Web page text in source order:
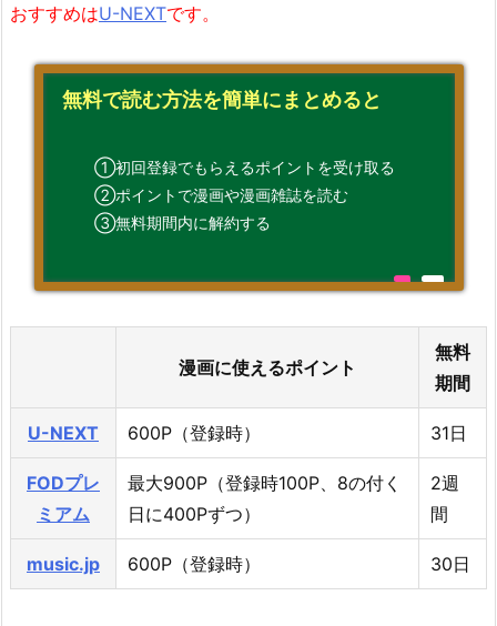
おすすめはU-NEXTです。
無料で読む方法を簡単にまとめると
①初回登録でもらえるポイントを受け取る
②ポイントで漫画や漫画雑誌を読む
③無料期間内に解約する
漫画に使えるポイント
無料
期間
U-NEXT 600P（登録時） 31日
FODプレ
ミアム
最大900P（登録時100P、8の付く
日に400Pずつ）
2週
間
music.jp 600P（登録時） 30日